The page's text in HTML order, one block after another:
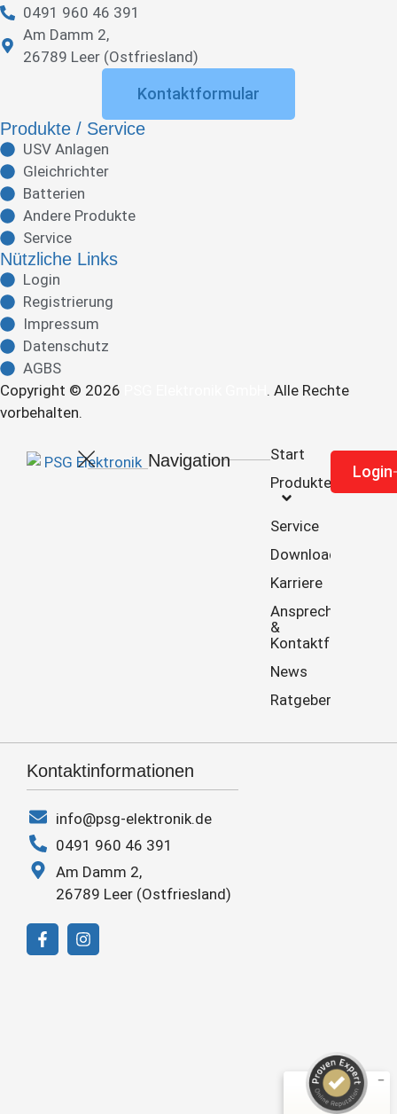
0491 960 46 391
Am Damm 2,
26789 Leer (Ostfriesland)
Kontaktformular
Produkte / Service
USV Anlagen
Gleichrichter
Batterien
Andere Produkte
Service
Nützliche Links
Login
Registrierung
Impressum
Datenschutz
AGBS
Copyright © 2026
. Alle Rechte
vorbehalten.
Navigation
Start
Produkte
Service
Downloads
Karriere
Ansprechpartner
&
Kontaktformular
News
Ratgeber
Login
Kontaktinformationen
info@psg-elektronik.de
0491 960 46 391
Am Damm 2,
26789 Leer (Ostfriesland)
PSG Elektronik GmbH
10